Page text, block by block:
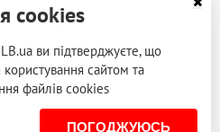
cookies
ви підтверджуєте, що
сайтом та
файлів cookies
ПОГОДЖУЮСЬ